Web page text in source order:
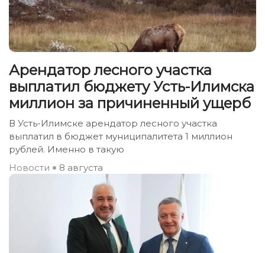
Арендатор лесного участка
выплатил бюджету Усть-Илимска
миллион за причиненный ущерб
В Усть-Илимске арендатор лесного участка
выплатил в бюджет муниципалитета 1 миллион
рублей. Именно в такую
Новости
8 августа